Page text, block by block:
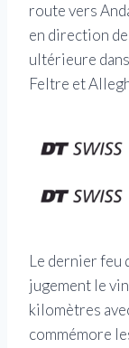
route vers
en direction
ultérieure
Feltre et
Le dernier feu
jugement le
kilomètres
commémore